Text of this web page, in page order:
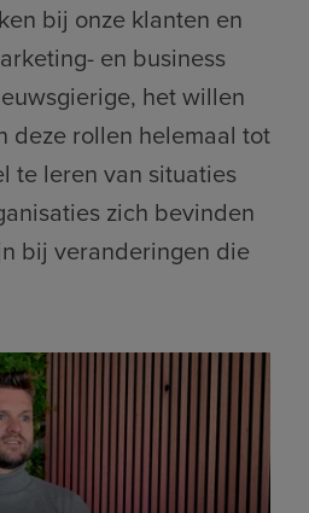
bij onze klanten en
en business
het willen
deze rollen helemaal tot
te leren van situaties
zich bevinden
bij veranderingen die